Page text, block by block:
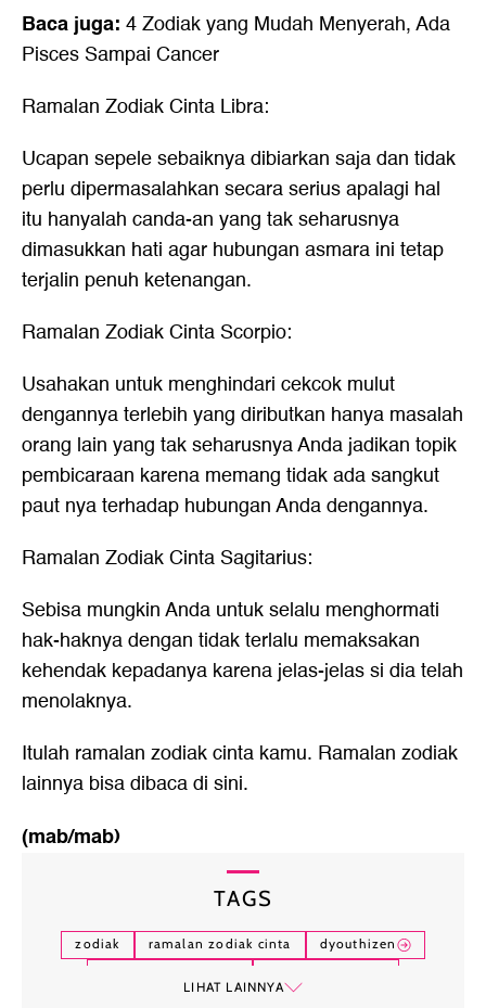
Baca juga: 4 Zodiak yang Mudah Menyerah, Ada
Pisces Sampai Cancer
Ramalan Zodiak Cinta Libra:
Ucapan sepele sebaiknya dibiarkan saja dan tidak
perlu dipermasalahkan secara serius apalagi hal
itu hanyalah canda-an yang tak seharusnya
dimasukkan hati agar hubungan asmara ini tetap
terjalin penuh ketenangan.
Ramalan Zodiak Cinta Scorpio:
Usahakan untuk menghindari cekcok mulut
dengannya terlebih yang diributkan hanya masalah
orang lain yang tak seharusnya Anda jadikan topik
pembicaraan karena memang tidak ada sangkut
paut nya terhadap hubungan Anda dengannya.
Ramalan Zodiak Cinta Sagitarius:
Sebisa mungkin Anda untuk selalu menghormati
hak-haknya dengan tidak terlalu memaksakan
kehendak kepadanya karena jelas-jelas si dia telah
menolaknya.
Itulah ramalan zodiak cinta kamu. Ramalan zodiak
lainnya bisa dibacadi sini.
(mab/mab)
TAGS
zodiak ramalan zodiak cinta
dyouthizen
LIHAT LAINNYA